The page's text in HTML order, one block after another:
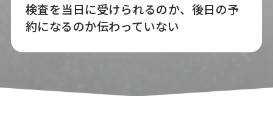
検査を当日に受けられるのか、後日の予
約になるのか伝わっていない